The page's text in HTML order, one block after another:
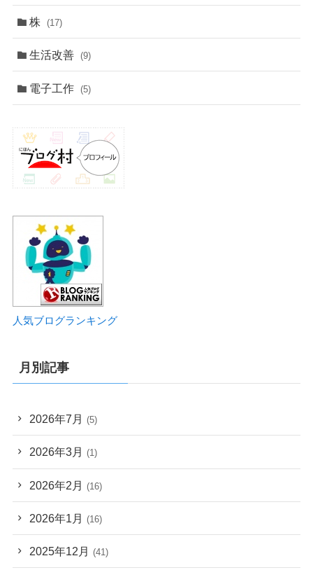
株 (17)
生活改善 (9)
電子工作 (5)
人気ブログランキング
月別記事
2026年7月 (5)
2026年3月 (1)
2026年2月 (16)
2026年1月 (16)
2025年12月 (41)